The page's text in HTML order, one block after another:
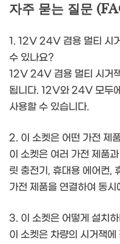
자주 묻는 질문
1. 12V 24V 겸용 멀티 시
수 있나요?
12V 24V 겸용 멀티 시거
됩니다. 12V와 24V 모두
사용할 수 있습니다.
2. 이 소켓은 어떤 가전 제
이 소켓은 여러 가전 제품
릿 충전기, 휴대용 에어컨,
가전 제품을 연결하여 동
3. 이 소켓은 어떻게 설치
이 소켓은 차량의 시거잭에